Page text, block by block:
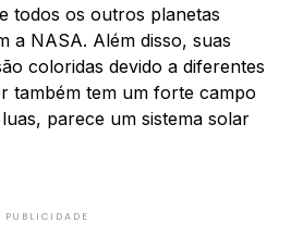
todos os outros planetas
a NASA. Além disso, suas
coloridas devido a diferentes
também tem um forte campo
parece um sistema solar
PUBLICIDADE